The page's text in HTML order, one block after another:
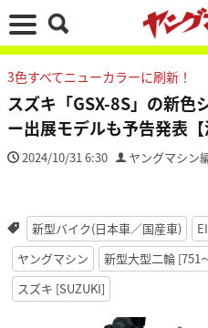
3色すべてニューカラーに刷新！
スズキ「GSX-8S」の新色
ー出展モデルも予告発表【
2024/10/31 6:30 ヤングマシン
新型バイク(日本車／国産車)
ヤングマシン
新型大型二輪 [751
スズキ [SUZUKI]